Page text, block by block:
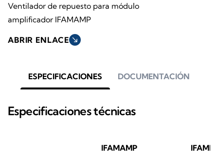
Ventilador de repuesto para módulo
amplificador IFAMAMP
ABRIR ENLACE south_east
ESPECIFICACIONES DOCUMENTACIÓN
Especificaciones técnicas
IFAMAMP